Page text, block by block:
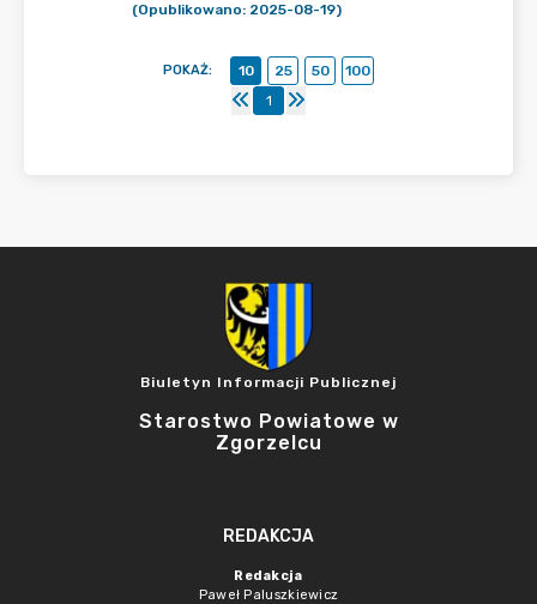
(Opublikowano: 2025-08-19)
POKAŻ: 10 25 50
100
1
Biuletyn Informacji Publicznej
Starostwo Powiatowe w
Zgorzelcu
REDAKCJA
Redakcja
Paweł Paluszkiewicz